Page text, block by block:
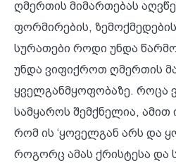
ღმერთის მიმართებას
ფორმირების,
სურათები როდი უნდა
უნდა ვიფიქროთ ღმერთის
ყველგანმყოფობაზე. როცა
სამყაროს შემქნელია, ამით
რომ ის ‘ყოველგან არს და
როგორც ამას ქრისტესა და